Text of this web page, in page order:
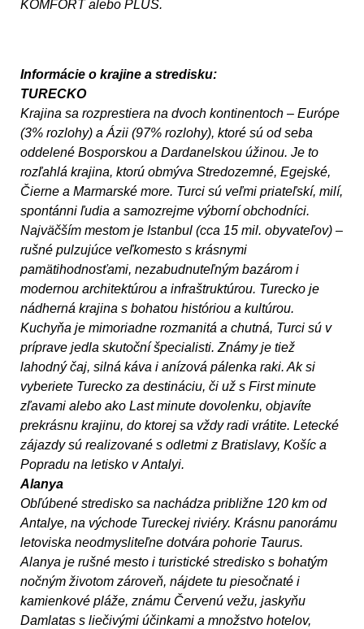
KOMFORT alebo PLUS.
Informácie o krajine a stredisku:
TURECKO
Krajina sa rozprestiera na dvoch kontinentoch – Európe
(3% rozlohy) a Ázii (97% rozlohy), ktoré sú od seba
oddelené Bosporskou a Dardanelskou úžinou. Je to
rozľahlá krajina, ktorú obmýva Stredozemné, Egejské,
Čierne a Marmarské more. Turci sú veľmi priateľskí, milí,
spontánni ľudia a samo­zrejme výborní obchodníci.
Najväčším mestom je Istanbul (cca 15 mil. obyvateľov) –
rušné pulzujúce veľkomesto s krásnymi
pamätihodnosťami, nezabudnuteľným bazá­rom i
modernou architektúrou a infraštruktúrou. Turecko je
nádherná krajina s bohatou históriou a kultúrou.
Kuchyňa je mimoriadne rozmanitá a chutná, Turci sú v
príprave jedla skutoční špecialisti. Známy je tiež
lahodný čaj, silná káva i anízová pálenka raki. Ak si
vyberiete Turecko za destináciu, či už s First minute
zľavami alebo ako Last minute dovolenku, objavíte
prekrásnu krajinu, do ktorej sa vždy radi vrátite. Letecké
zá­jazdy sú realizované s odletmi z Bratislavy, Košíc a
Popradu na letisko v Antalyi.
Alanya
Obľúbené stredisko sa nachádza približne 120 km od
Antalye, na východe Tureckej riviéry. Krásnu panorámu
letoviska ne­odmysliteľne dotvára pohorie Taurus.
Alanya je rušné mesto i turistické stredisko s bohatým
nočným životom zároveň, nájdete tu piesočnaté i
kamienkové pláže, známu Červenú vežu, jaskyňu
Damlatas s liečivými účinkami a množstvo ho­telov,